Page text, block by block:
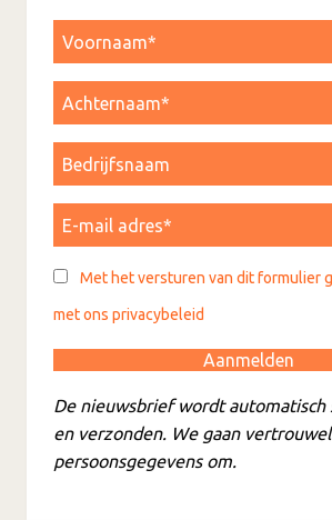
Met het versturen van dit formulier
met ons privacybeleid
De nieuwsbrief wordt automatisch
en verzonden. We gaan
persoonsgegevens om.